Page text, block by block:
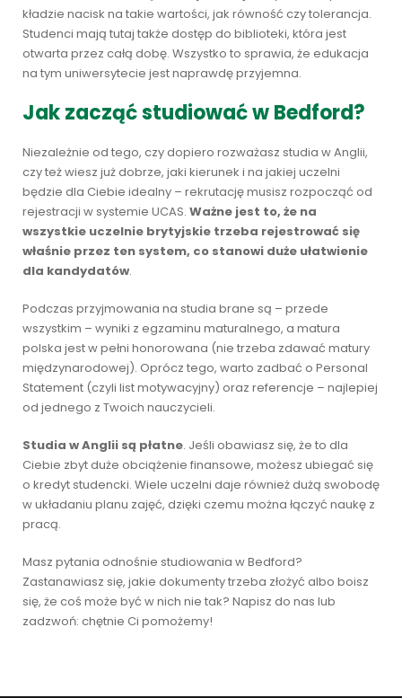
kładzie nacisk na takie wartości, jak równość czy tolerancja.
Studenci mają tutaj także dostęp do biblioteki, która jest
otwarta przez całą dobę. Wszystko to sprawia, że edukacja
na tym uniwersytecie jest naprawdę przyjemna.
Jak zacząć studiować w Bedford?
Niezależnie od tego, czy dopiero rozważasz studia w Anglii,
czy też wiesz już dobrze, jaki kierunek i na jakiej uczelni
będzie dla Ciebie idealny – rekrutację musisz rozpocząć od
rejestracji w systemie UCAS. Ważne jest to, że na
wszystkie uczelnie brytyjskie trzeba rejestrować się
właśnie przez ten system, co stanowi duże ułatwienie
dla kandydatów.
Podczas przyjmowania na studia brane są – przede
wszystkim – wyniki z egzaminu maturalnego, a matura
polska jest w pełni honorowana (nie trzeba zdawać matury
międzynarodowej). Oprócz tego, warto zadbać o Personal
Statement (czyli list motywacyjny) oraz referencje – najlepiej
od jednego z Twoich nauczycieli.
Studia w Anglii są płatne. Jeśli obawiasz się, że to dla
Ciebie zbyt duże obciążenie finansowe, możesz ubiegać się
o kredyt studencki. Wiele uczelni daje również dużą swobodę
w układaniu planu zajęć, dzięki czemu można łączyć naukę z
pracą.
Masz pytania odnośnie studiowania w Bedford?
Zastanawiasz się, jakie dokumenty trzeba złożyć albo boisz
się, że coś może być w nich nie tak? Napisz do nas lub
zadzwoń: chętnie Ci pomożemy!